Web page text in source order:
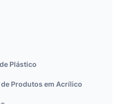
Plástico
Produtos em Acrílico